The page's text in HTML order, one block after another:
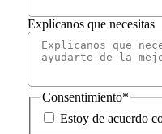
Explícanos que necesitas
Consentimiento*
Estoy de acuerdo